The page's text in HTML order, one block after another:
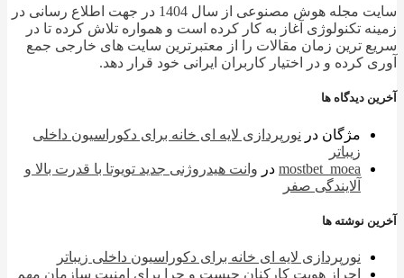
سایت مجله هوش مصنوعی از سال 1404 در جهت اطلاع رسانی در
تکنولوژی آغاز به کار کرده است و همواره تلاش کرده تا در
ترین زمان مقالات را از معتبرترین سایت های خارجی جمع
کرده و در اختیار کاربران ایرانی خود قرار دهد.
دیدگاه ها
مژگاندرنورپردازی لایه ای خانه برای دکوراسیون داخلی
زیباتر
mostbet_moeaدروانت هیدروژنی جدید تویوتا با قدرت بالا و
آلایندگی صفر
نوشته ها
نورپردازی لایه ای خانه برای دکوراسیون داخلی زیباتر
احراز هویت کارکنان چیست و چرا برای امنیت سازمان مهم